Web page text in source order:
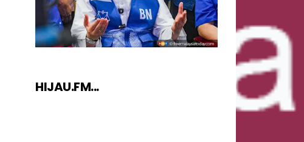
HIJAU.FM...